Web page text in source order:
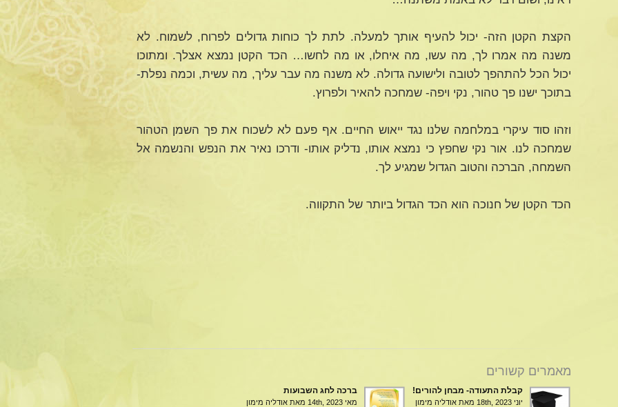
הקצת הקטן הזה- יכול להעיף אותך למעלה. לתת לך כוחות גדולים לפרוח, לשמוח. לא
משנה מה אמרו לך, מה עשו, מה איחלו, או מה לחשו… הכד הקטן נמצא אצלך. ומתוכו
יכול הכל להתהפך לטובה ולישועה גדולה. לא משנה מה עבר עליך, מה עשית, וכמה נפלת-
בתוכך ישנו פך טהור, נקי ויפה- שמחכה להאיר ולפרוץ.
וזהו סוד עיקרי במלחמה שלנו נגד ייאוש החיים. אף פעם לא לשכוח את פך השמן הטהור
שמחכה לנו. אור נקי שחפץ כי נמצא אותו, נדליק אותו- ודרכו נאיר את הנפש והנשמה אל
השמחה, הברכה והטוב הגדול שמגיע לך.
הכד הקטן של חנוכה הוא הכד הגדול ביותר של התקווה.
מאמרים קשורים
קבלת התעודה- מבחן להורים!
יוני 18th, 2023 מאת אודליה מימון
ברכה לחג השבועות
מאי 14th, 2023 מאת אודליה מימון